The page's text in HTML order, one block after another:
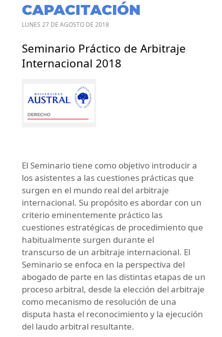
CAPACITACIÓN
LUNES 27 DE AGOSTO DE 2018
Seminario Práctico de Arbitraje
Internacional 2018
El Seminario tiene como objetivo introducir a
los asistentes a las cuestiones prácticas que
surgen en el mundo real del arbitraje
internacional. Su propósito es abordar con un
criterio eminentemente práctico las
cuestiones estratégicas de procedimiento que
habitualmente surgen durante el
transcurso de un arbitraje internacional. El
Seminario se enfoca en la perspectiva del
abogado de parte en las distintas etapas de un
proceso arbitral, desde la elección del arbitraje
como mecanismo de resolución de una
disputa hasta el reconocimiento y la ejecución
del laudo arbitral resultante.